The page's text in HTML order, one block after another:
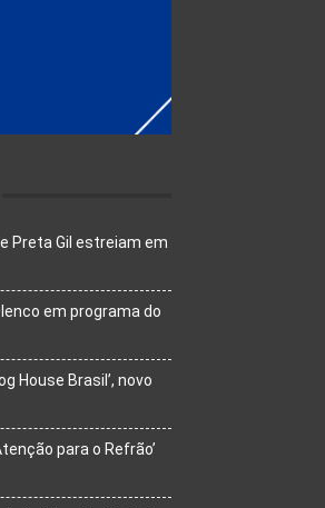
Preta Gil estreiam em
em programa do
House Brasil’, novo
para o Refrão’